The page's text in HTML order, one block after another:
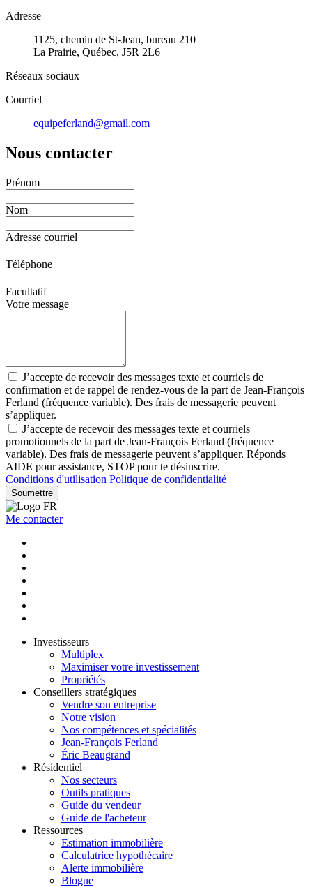
Adresse
1125, chemin de St-Jean, bureau 210
La Prairie, Québec, J5R 2L6
Réseaux sociaux
Courriel
equipeferland@gmail.com
Nous contacter
Prénom
Nom
Adresse courriel
Téléphone
Facultatif
Votre message
J’accepte de recevoir des messages texte et courriels de
confirmation et de rappel de rendez-vous de la part de Jean-François
Ferland (fréquence variable). Des frais de messagerie peuvent
s’appliquer.
J’accepte de recevoir des messages texte et courriels
promotionnels de la part de Jean-François Ferland (fréquence
variable). Des frais de messagerie peuvent s’appliquer. Réponds
AIDE pour assistance, STOP pour te désinscrire.
Conditions d'utilisation Politique de confidentialité
Soumettre
Me contacter
Investisseurs
Multiplex
Maximiser votre investissement
Propriétés
Conseillers stratégiques
Vendre son entreprise
Notre vision
Nos compétences et spécialités
Jean-François Ferland
Éric Beaugrand
Résidentiel
Nos secteurs
Outils pratiques
Guide du vendeur
Guide de l'acheteur
Ressources
Estimation immobilière
Calculatrice hypothécaire
Alerte immobilière
Blogue